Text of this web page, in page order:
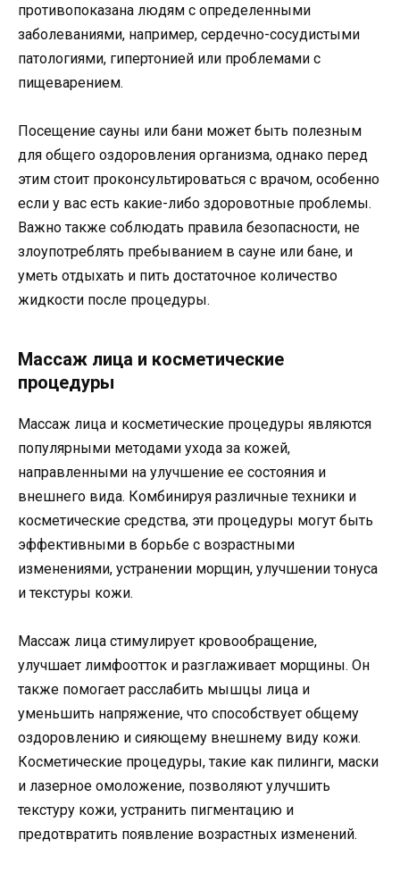
противопоказана людям с определенными
заболеваниями, например, сердечно-сосудистыми
патологиями, гипертонией или проблемами с
пищеварением.
Посещение сауны или бани может быть полезным
для общего оздоровления организма, однако перед
этим стоит проконсультироваться с врачом, особенно
если у вас есть какие-либо здоровотные проблемы.
Важно также соблюдать правила безопасности, не
злоупотреблять пребыванием в сауне или бане, и
уметь отдыхать и пить достаточное количество
жидкости после процедуры.
Массаж лица и косметические
процедуры
Массаж лица и косметические процедуры являются
популярными методами ухода за кожей,
направленными на улучшение ее состояния и
внешнего вида. Комбинируя различные техники и
косметические средства, эти процедуры могут быть
эффективными в борьбе с возрастными
изменениями, устранении морщин, улучшении тонуса
и текстуры кожи.
Массаж лица стимулирует кровообращение,
улучшает лимфоотток и разглаживает морщины. Он
также помогает расслабить мышцы лица и
уменьшить напряжение, что способствует общему
оздоровлению и сияющему внешнему виду кожи.
Косметические процедуры, такие как пилинги, маски
и лазерное омоложение, позволяют улучшить
текстуру кожи, устранить пигментацию и
предотвратить появление возрастных изменений.